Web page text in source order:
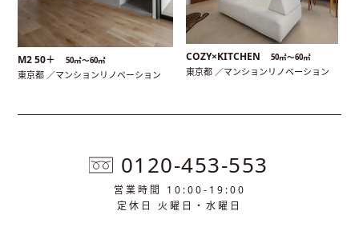
M2 50＋ 50㎡〜60㎡
東京都 ／マンションリノベーション
COZY×KITCHEN 50㎡〜60㎡
東京都 ／マンションリノベーション
0120-453-553
営業時間 10:00-19:00
定休日 火曜日・水曜日